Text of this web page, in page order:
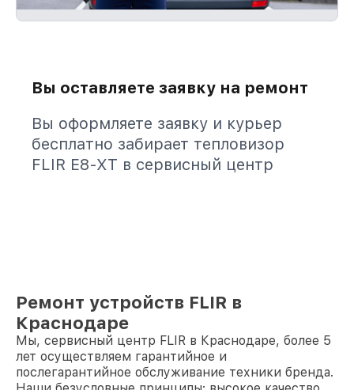
Вы оставляете заявку на ремонт
Вы оформляете заявку и курьер
бесплатно забирает тепловизор
FLIR E8-XT в сервисный центр
Ремонт устройств FLIR в
Краснодаре
Мы, сервисный центр FLIR в Краснодаре, более 5
лет осуществляем гарантийное и
послегарантийное обслуживание техники бренда.